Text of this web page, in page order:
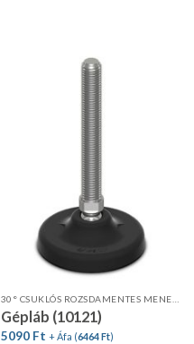
Gépláb (10121)
5090 Ft + Áfa (6464Ft)